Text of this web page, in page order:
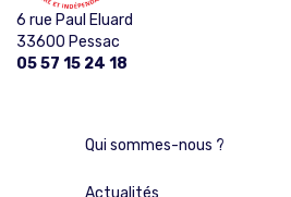
6 rue Paul Eluard
33600 Pessac
05 57 15 24 18
Qui sommes-nous ?
Actualités